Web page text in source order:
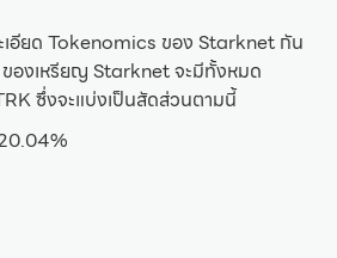
ะเอียด Tokenomics ของ Starknet กัน
องเหรียญ Starknet จะมีทั้งหมด
ซึ่งจะแบ่งเป็นสัดส่วนตามนี้